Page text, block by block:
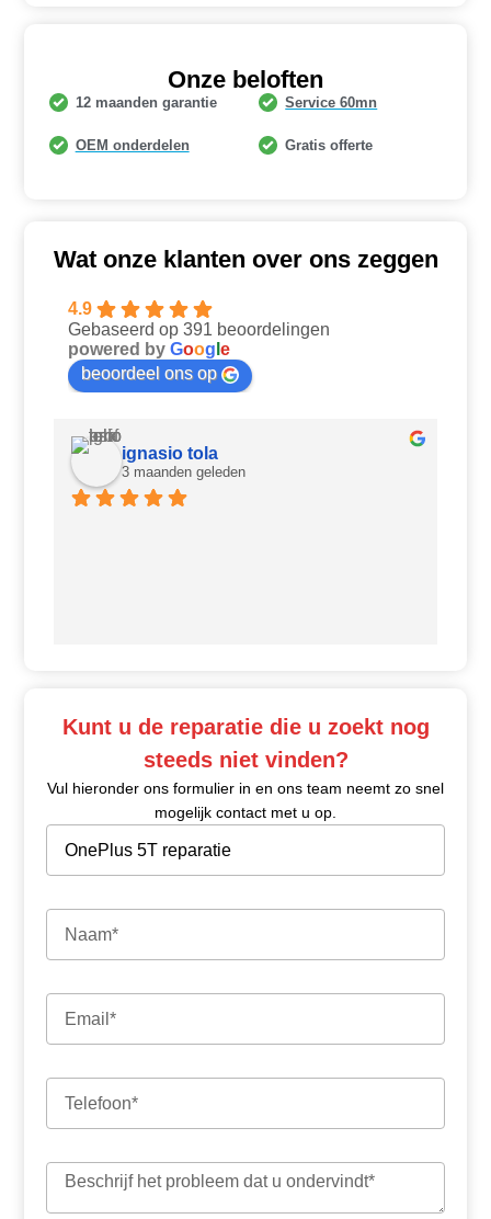
Onze beloften
12 maanden garantie Service 60mn
OEM onderdelen Gratis offerte
Wat onze klanten over ons zeggen
4.9
Gebaseerd op 391 beoordelingen
powered byGoog le
beoordeel ons op
ignasio tola
3 maanden geleden
Kunt u de reparatie die u zoekt nog
steeds niet vinden?
Vul hieronder ons formulier in en ons team neemt zo snel
mogelijk contact met u op.